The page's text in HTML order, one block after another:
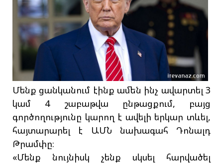
Մենք ցանկանում էինք ամեն ինչ ավարտել 3
կամ 4 շաբաթվա ընթացքում, բայց
գործողությունը կարող է ավելի երկար տևել,
հայտարարել է ԱՄՆ նախագահ Դոնալդ
Թրամփը։
«Մենք նույնիսկ չենք սկսել հարվածել